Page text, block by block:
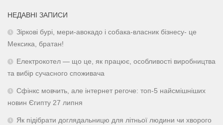
НЕДАВНІ ЗАПИСИ
Зіркові бурі, мери-авокадо і собака-власник бізнесу- це
Мексика, братан!
Електрокотел — що це, як працює, особливості виробництва
та вибір сучасного споживача
Сфінкс мовчить, але інтернет регоче: топ-5 найсмішніших
новин Єгипту 27 липня
Як підібрати доглядальницю для літньої людини чи хворого